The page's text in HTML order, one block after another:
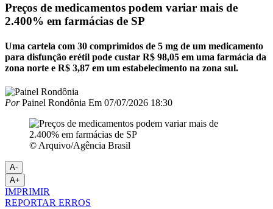
Preços de medicamentos podem variar mais de
2.400% em farmácias de SP
Uma cartela com 30 comprimidos de 5 mg de um medicamento
para disfunção erétil pode custar R$ 98,05 em uma farmácia da
zona norte e R$ 3,87 em um estabelecimento na zona sul.
PorPainel Rondônia Em 07/07/2026 18:30
© Arquivo/Agência Brasil
A-
A+
IMPRIMIR
REPORTAR ERROS